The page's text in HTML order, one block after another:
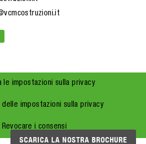
SCARICA LA NOSTRA BROCHURE
le impostazioni sulla privacy
delle impostazioni sulla privacy
Revocare i consensi